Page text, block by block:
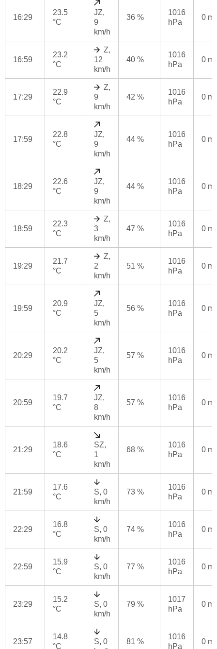
16:29
23.5
°C
JZ,
9
km/h
36 %
1016
hPa
0
16:59
23.2
°C
Z,
12
km/h
40 %
1016
hPa
0
17:29
22.9
°C
Z,
9
km/h
42 %
1016
hPa
0
17:59
22.8
°C
JZ,
9
km/h
44 %
1016
hPa
0
18:29
22.6
°C
JZ,
9
km/h
44 %
1016
hPa
0
18:59
22.3
°C
Z,
3
km/h
47 %
1016
hPa
0
19:29
21.7
°C
Z,
2
km/h
51 %
1016
hPa
0
19:59
20.9
°C
JZ,
5
km/h
56 %
1016
hPa
0
20:29
20.2
°C
JZ,
5
km/h
57 %
1016
hPa
0
20:59
19.7
°C
JZ,
8
km/h
57 %
1016
hPa
0
21:29
18.6
°C
SZ,
1
km/h
68 %
1016
hPa
0
21:59
17.6
°C
S, 0
km/h
73 %
1016
hPa
0
22:29
16.8
°C
S, 0
km/h
74 %
1016
hPa
0
22:59
15.9
°C
S, 0
km/h
77 %
1016
hPa
0
23:29
15.2
°C
S, 0
km/h
79 %
1017
hPa
0
23:57
14.8
°C
S, 0
81 %
1016
hPa
0